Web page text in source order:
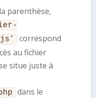
parenthèse,
correspond
au fichier
situe juste à
dans le